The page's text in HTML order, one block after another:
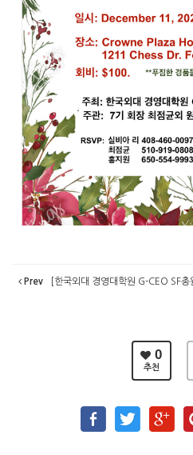
Prev [한국외대 경영대학원 G-CEO SF총
0
추천